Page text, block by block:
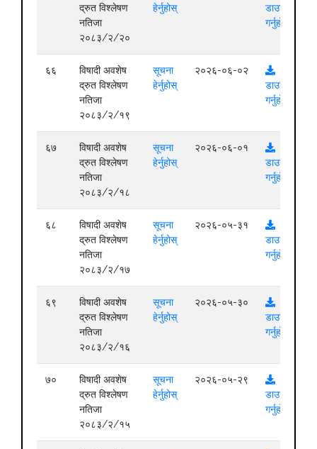
द्रुत विश्लेषण
नतिजा
२०८३/२/२०
हेर्नुहोस्
डाउनलोड
गर्नुहोस्
६६
विषादी अवशेष
द्रुत विश्लेषण
नतिजा
२०८३/२/१९
सूचना
हेर्नुहोस्
२०२६-०६-०२
डाउनलोड
गर्नुहोस्
६७
विषादी अवशेष
द्रुत विश्लेषण
नतिजा
२०८३/२/१८
सूचना
हेर्नुहोस्
२०२६-०६-०१
डाउनलोड
गर्नुहोस्
६८
विषादी अवशेष
द्रुत विश्लेषण
नतिजा
२०८३/२/१७
सूचना
हेर्नुहोस्
२०२६-०५-३१
डाउनलोड
गर्नुहोस्
६९
विषादी अवशेष
द्रुत विश्लेषण
नतिजा
२०८३/२/१६
सूचना
हेर्नुहोस्
२०२६-०५-३०
डाउनलोड
गर्नुहोस्
७०
विषादी अवशेष
द्रुत विश्लेषण
नतिजा
२०८३/२/१५
सूचना
हेर्नुहोस्
२०२६-०५-२९
डाउनलोड
गर्नुहोस्